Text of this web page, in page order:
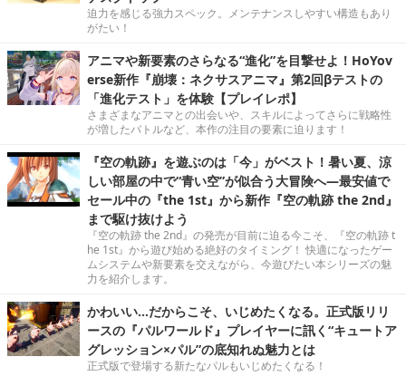
迫力を感じる強力スペック。メンテナンスしやすい構造もあり
がたい！
アニマや新要素のさらなる“進化”を目撃せよ！HoYov
erse新作『崩壊：ネクサスアニマ』第2回βテストの
「進化テスト」を体験【プレイレポ】
さまざまなアニマとの出会いや、スキルによってさらに戦略性
が増したバトルなど、本作の注目の要素に迫ります！
『空の軌跡』を遊ぶのは「今」がベスト！暑い夏、涼
しい部屋の中で“青い空”が似合う大冒険へ―最安値で
セール中の『the 1st』から新作『空の軌跡 the 2nd』
まで駆け抜けよう
『空の軌跡 the 2nd』の発売が目前に迫る今こそ、『空の軌跡 t
he 1st』から遊び始める絶好のタイミング！ 快適になったゲー
ムシステムや新要素を交えながら、今遊びたい本シリーズの魅
力を紹介します。
かわいい…だからこそ、いじめたくなる。正式版リリ
ースの『パルワールド』プレイヤーに訊く“キュートア
グレッション×パル”の底知れぬ魅力とは
正式版で登場する新たなパルもいじめたくなる！